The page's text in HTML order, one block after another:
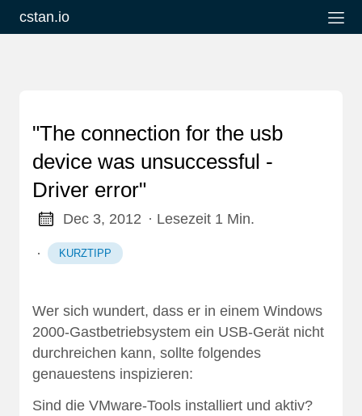
cstan.io
"The connection for the usb
device was unsuccessful -
Driver error"
Dec 3, 2012 · Lesezeit 1 Min.
· KURZTIPP
Wer sich wundert, dass er in einem Windows
2000-Gastbetriebsystem ein USB-Gerät nicht
durchreichen kann, sollte folgendes
genauestens inspizieren:
Sind die VMware-Tools installiert und aktiv?